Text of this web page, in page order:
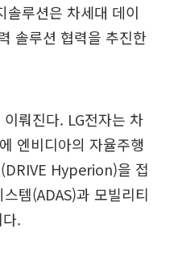
솔루션은 차세대 데이
솔루션 협력을 추진한
뤄진다. LG전자는 차
엔비디아의 자율주행
Hyperion)을 접
템(ADAS)과 모빌리티
.